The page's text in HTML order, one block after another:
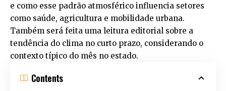
e como esse padrão atmosférico influencia setores
como saúde, agricultura e mobilidade urbana.
Também será feita uma leitura editorial sobre a
tendência do clima no curto prazo, considerando o
contexto típico do mês no estado.
Contents